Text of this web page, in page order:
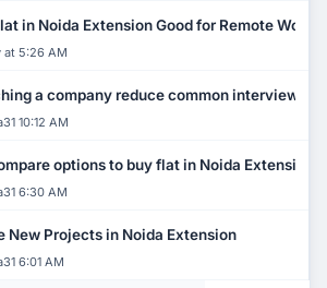
in Noida Extension Good for Remote Work?
at 5:26 AM
a company reduce common interview
10:12 AM
options to buy flat in Noida Extension?
6:30 AM
New Projects in Noida Extension
6:01 AM